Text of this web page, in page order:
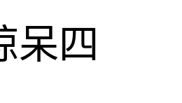
呆四